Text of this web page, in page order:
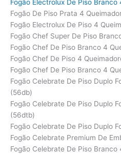
Fogão Electrolux De Piso
Fogão De Piso Prata 4
Fogão Electrolux De Piso 4
Fogão Chef Super De Piso
Fogão Chef De Piso Branco 4
Fogão Chef De Piso 4
Fogão Chef De Piso Branco 4
Fogão Celebrate De Piso Duplo
(56db)
Fogão Celebrate De Piso Duplo
(56dtb)
Fogão Celebrate De Piso Duplo
Fogão Celebrate Premium De
Fogão Celebrate De Piso